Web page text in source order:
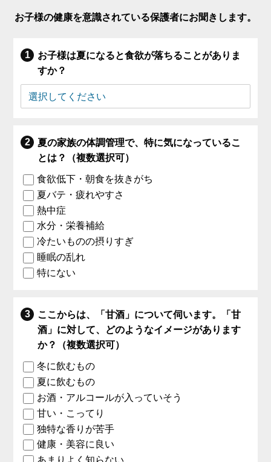
お子様の健康を意識されている保護者にお聞きします。
お子様は夏になると食欲が落ちることがありま
すか？
夏の家族の体調管理で、特に気になっているこ
とは？（複数選択可）
食欲低下・朝食を抜きがち
夏バテ・疲れやすさ
熱中症
水分・栄養補給
冷たいものの摂りすぎ
睡眠の乱れ
特にない
ここからは、「甘酒」について伺います。「甘
酒」に対して、どのようなイメージがあります
か？（複数選択可）
冬に飲むもの
夏に飲むもの
お酒・アルコールが入っていそう
甘い・こってり
独特な香りが苦手
健康・美容に良い
あまりよく知らない